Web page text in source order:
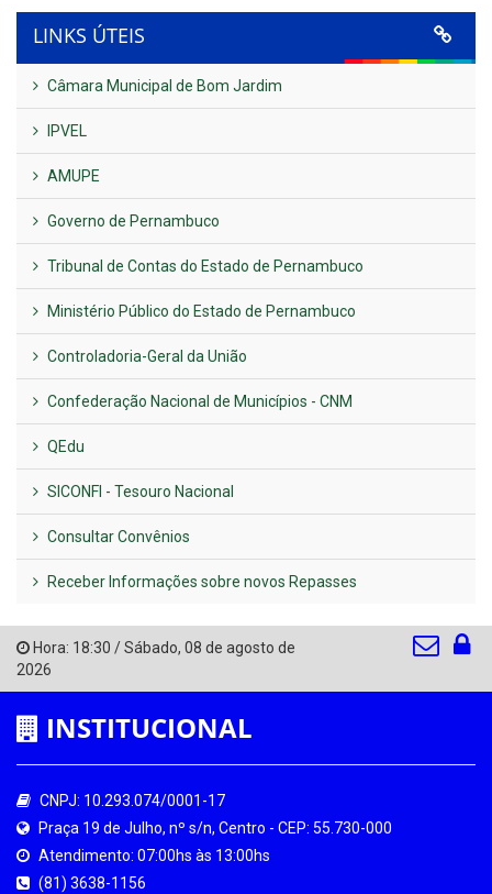
LINKS ÚTEIS
Câmara Municipal de Bom Jardim
IPVEL
AMUPE
Governo de Pernambuco
Tribunal de Contas do Estado de Pernambuco
Ministério Público do Estado de Pernambuco
Controladoria-Geral da União
Confederação Nacional de Municípios - CNM
QEdu
SICONFI - Tesouro Nacional
Consultar Convênios
Receber Informações sobre novos Repasses
Hora: 18:30 /Sábado, 08 de agosto de
2026
INSTITUCIONAL
CNPJ: 10.293.074/0001-17
Praça 19 de Julho, nº s/n, Centro - CEP: 55.730-000
Atendimento: 07:00hs às 13:00hs
(81) 3638-1156